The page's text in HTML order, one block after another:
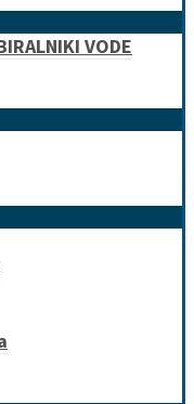
VODE